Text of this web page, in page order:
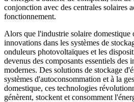
conjonction avec des centrales solaires
fonctionnement.
Alors que l'industrie solaire domestique
innovations dans les systèmes de
onduleurs photovoltaïques et les
devenus des composants essentiels
modernes. Des solutions de stockage
systèmes d'autoconsommation et à la
domestique, ces technologies
génèrent, stockent et consomment